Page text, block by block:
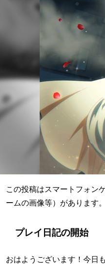
この投稿はスマートフォン
ームの画像等）があります。
プレイ日記の開始
おはようございます！今日